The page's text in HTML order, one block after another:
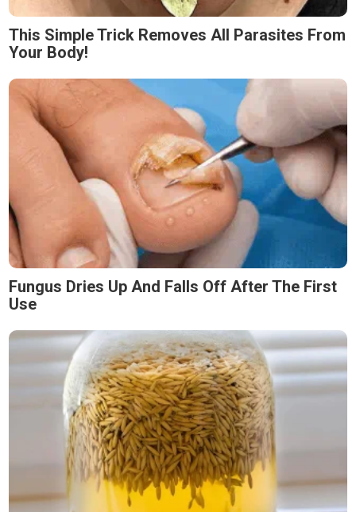
This Simple Trick Removes All Parasites From
Your Body!
Fungus Dries Up And Falls Off After The First
Use